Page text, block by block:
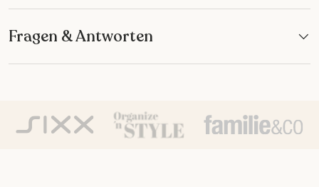
Fragen & Antworten